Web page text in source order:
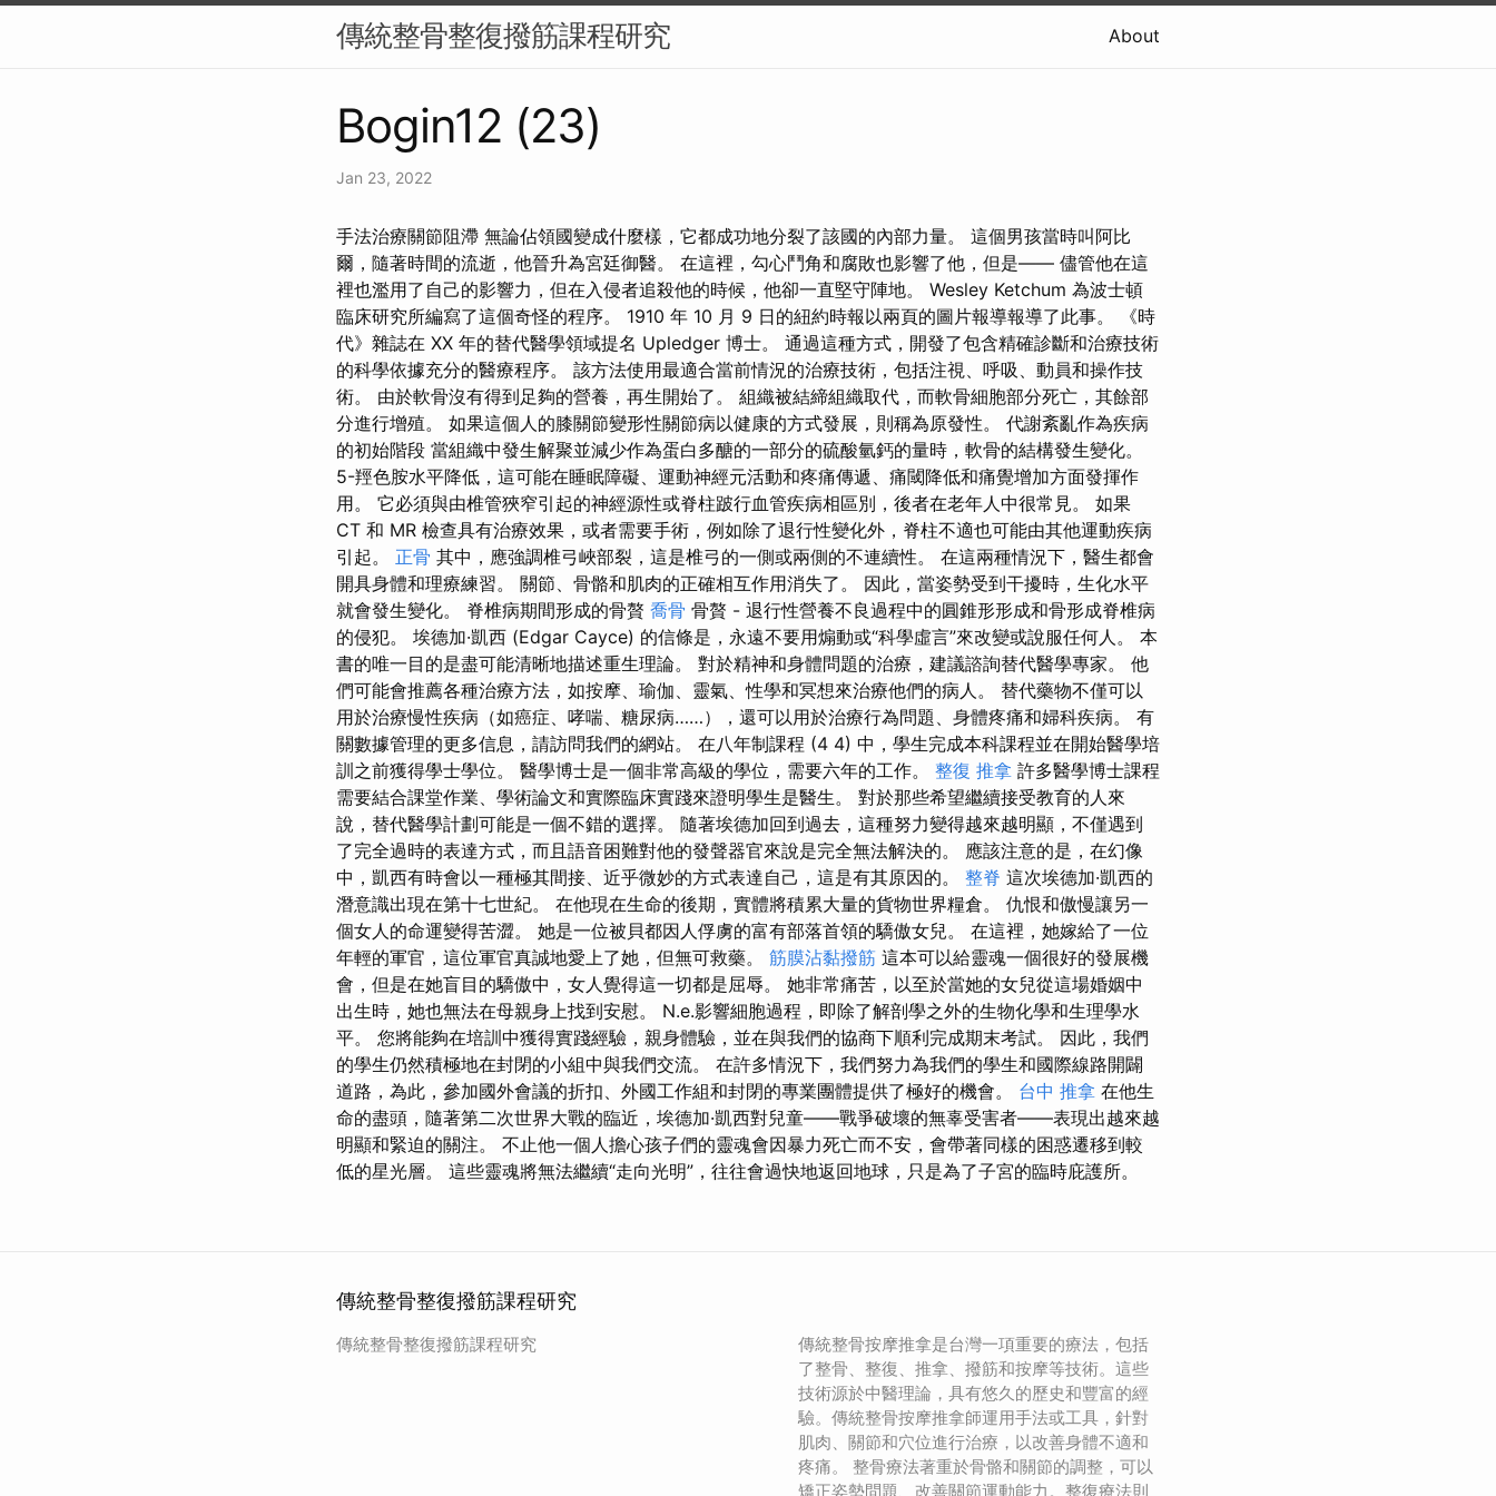
傳統整骨整復撥筋課程研究 About
Bogin12 (23)
Jan 23, 2022
手法治療關節阻滯 無論佔領國變成什麼樣，它都成功地分裂了該國的內部力量。 這個男孩當時叫阿比
爾，隨著時間的流逝，他晉升為宮廷御醫。 在這裡，勾心鬥角和腐敗也影響了他，但是—— 儘管他在這
裡也濫用了自己的影響力，但在入侵者追殺他的時候，他卻一直堅守陣地。 Wesley Ketchum 為波士頓
臨床研究所編寫了這個奇怪的程序。 1910 年 10 月 9 日的紐約時報以兩頁的圖片報導報導了此事。 《時
代》雜誌在 XX 年的替代醫學領域提名 Upledger 博士。 通過這種方式，開發了包含精確診斷和治療技術
的科學依據充分的醫療程序。 該方法使用最適合當前情況的治療技術，包括注視、呼吸、動員和操作技
術。 由於軟骨沒有得到足夠的營養，再生開始了。 組織被結締組織取代，而軟骨細胞部分死亡，其餘部
分進行增殖。 如果這個人的膝關節變形性關節病以健康的方式發展，則稱為原發性。 代謝紊亂作為疾病
的初始階段 當組織中發生解聚並減少作為蛋白多醣的一部分的硫酸氫鈣的量時，軟骨的結構發生變化。
5-羥色胺水平降低，這可能在睡眠障礙、運動神經元活動和疼痛傳遞、痛閾降低和痛覺增加方面發揮作
用。 它必須與由椎管狹窄引起的神經源性或脊柱跛行血管疾病相區別，後者在老年人中很常見。 如果
CT 和 MR 檢查具有治療效果，或者需要手術，例如除了退行性變化外，脊柱不適也可能由其他運動疾病
引起。 正骨 其中，應強調椎弓峽部裂，這是椎弓的一側或兩側的不連續性。 在這兩種情況下，醫生都會
開具身體和理療練習。 關節、骨骼和肌肉的正確相互作用消失了。 因此，當姿勢受到干擾時，生化水平
就會發生變化。 脊椎病期間形成的骨贅 喬骨 骨贅 - 退行性營養不良過程中的圓錐形形成和骨形成脊椎病
的侵犯。 埃德加·凱西 (Edgar Cayce) 的信條是，永遠不要用煽動或“科學虛言”來改變或說服任何人。 本
書的唯一目的是盡可能清晰地描述重生理論。 對於精神和身體問題的治療，建議諮詢替代醫學專家。 他
們可能會推薦各種治療方法，如按摩、瑜伽、靈氣、性學和冥想來治療他們的病人。 替代藥物不僅可以
用於治療慢性疾病（如癌症、哮喘、糖尿病……），還可以用於治療行為問題、身體疼痛和婦科疾病。 有
關數據管理的更多信息，請訪問我們的網站。 在八年制課程 (4 4) 中，學生完成本科課程並在開始醫學培
訓之前獲得學士學位。 醫學博士是一個非常高級的學位，需要六年的工作。 整復 推拿 許多醫學博士課程
需要結合課堂作業、學術論文和實際臨床實踐來證明學生是醫生。 對於那些希望繼續接受教育的人來
說，替代醫學計劃可能是一個不錯的選擇。 隨著埃德加回到過去，這種努力變得越來越明顯，不僅遇到
了完全過時的表達方式，而且語音困難對他的發聲器官來說是完全無法解決的。 應該注意的是，在幻像
中，凱西有時會以一種極其間接、近乎微妙的方式表達自己，這是有其原因的。 整脊 這次埃德加·凱西的
潛意識出現在第十七世紀。 在他現在生命的後期，實體將積累大量的貨物世界糧倉。 仇恨和傲慢讓另一
個女人的命運變得苦澀。 她是一位被貝都因人俘虜的富有部落首領的驕傲女兒。 在這裡，她嫁給了一位
年輕的軍官，這位軍官真誠地愛上了她，但無可救藥。 筋膜沾黏撥筋 這本可以給靈魂一個很好的發展機
會，但是在她盲目的驕傲中，女人覺得這一切都是屈辱。 她非常痛苦，以至於當她的女兒從這場婚姻中
出生時，她也無法在母親身上找到安慰。 N.e.影響細胞過程，即除了解剖學之外的生物化學和生理學水
平。 您將能夠在培訓中獲得實踐經驗，親身體驗，並在與我們的協商下順利完成期末考試。 因此，我們
的學生仍然積極地在封閉的小組中與我們交流。 在許多情況下，我們努力為我們的學生和國際線路開闢
道路，為此，參加國外會議的折扣、外國工作組和封閉的專業團體提供了極好的機會。 台中 推拿 在他生
命的盡頭，隨著第二次世界大戰的臨近，埃德加·凱西對兒童——戰爭破壞的無辜受害者——表現出越來越
明顯和緊迫的關注。 不止他一個人擔心孩子們的靈魂會因暴力死亡而不安，會帶著同樣的困惑遷移到較
低的星光層。 這些靈魂將無法繼續“走向光明”，往往會過快地返回地球，只是為了子宮的臨時庇護所。
傳統整骨整復撥筋課程研究
傳統整骨整復撥筋課程研究
傳統整骨按摩推拿是台灣一項重要的療法，包括
了整骨、整復、推拿、撥筋和按摩等技術。這些
技術源於中醫理論，具有悠久的歷史和豐富的經
驗。傳統整骨按摩推拿師運用手法或工具，針對
肌肉、關節和穴位進行治療，以改善身體不適和
疼痛。 整骨療法著重於骨骼和關節的調整，可以
矯正姿勢問題、改善關節運動能力。整復療法則